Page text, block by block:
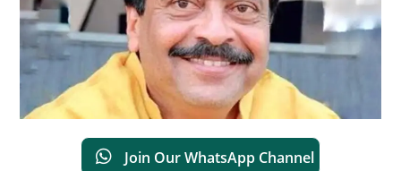
Join Our WhatsApp Channel